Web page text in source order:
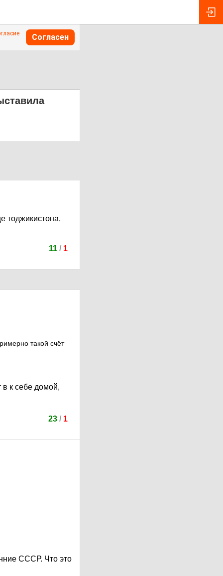
Согласен
тоджикистона,
11/ 1
такой счёт
в к себе домой,
23 / 1
СССР. Что это